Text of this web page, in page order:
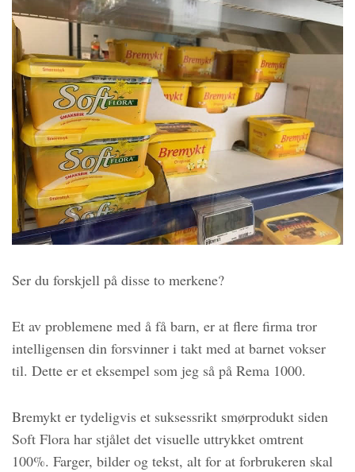
Ser du forskjell på disse to merkene?
Et av problemene med å få barn, er at flere firma tror
intelligensen din forsvinner i takt med at barnet vokser
til. Dette er et eksempel som jeg så på Rema 1000.
Bremykt er tydeligvis et suksessrikt smørprodukt siden
Soft Flora har stjålet det visuelle uttrykket omtrent
100%. Farger, bilder og tekst, alt for at forbrukeren skal